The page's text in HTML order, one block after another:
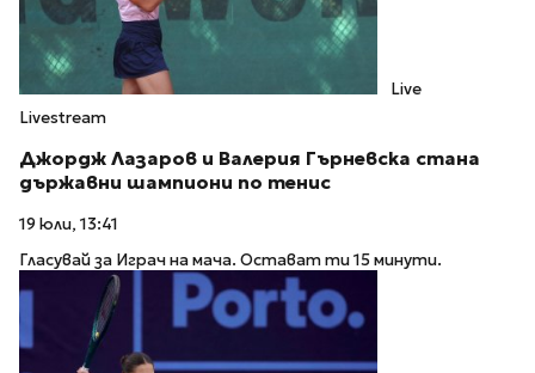
Live
Livestream
Джордж Лазаров и Валерия Гърневска стана
държавни шампиони по тенис
19 юли, 13:41
Гласувай за Играч на мача. Остават ти 15 минути.